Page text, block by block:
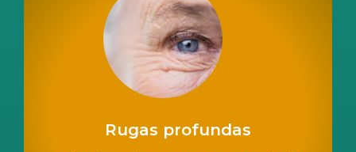
Rugas profundas